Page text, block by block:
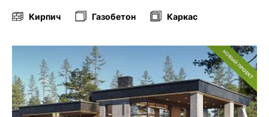
Кирпич Газобетон Каркас